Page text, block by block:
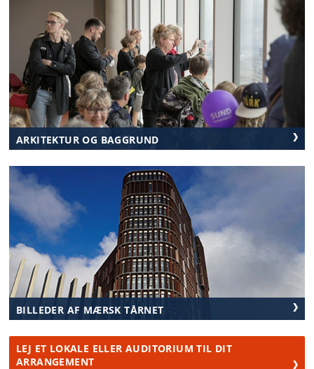
UDSIGT FRA MÆRSK TÅRNET
Udsigten på 15. etage er åben for offentlig
adgang hverdage kl. 08-17.
Udsigten er lukket 20. august, 24. august fra kl.
12, 25. august og 4. september 2026.
ARKITEKTUR OG BAGGRUND
BILLEDER AF MÆRSK TÅRNET
LEJ ET LOKALE ELLER AUDITORIUM TIL DIT
ARRANGEMENT